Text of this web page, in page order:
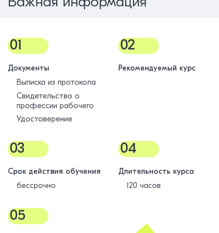
01
Документы
Выписка из протокола
Свидетельство о
профессии рабочего
Удостоверение
02
Рекомендуемый курс
03
Срок действия обучения
бессрочно
04
Длительность курса
120 часов
05